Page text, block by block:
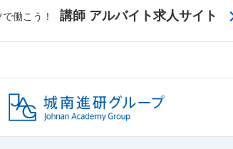
働こう！ 講師 アルバイト求人サイト